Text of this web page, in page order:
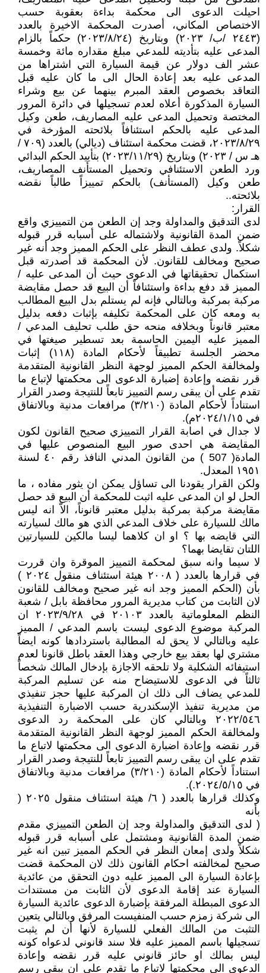
احيلت الدعوى الى محكمة بداءة بعقوبة حسب
الاختصاص المكاني، أصدرت المحكمة الاخيرة بالعدد
(٢٤٤٣ /ب/ ٢٠٢٣) وبتاريخ (۲۰۲۳/۸/۲٤) حكماً بالزام
المدعى عليه بتأديته للمدعي مبلغ مقداره مائة وخمسة
عشر الف دولار عن قيمة السيارة التي اشتراها من
المدعى عليه بعد إعادة الحال الى ما كان عليه قبل
التعاقد بخصوص العقد المبرم بينهما عن بيع وشراء
السيارة المذكورة أعلاه لعدم تسجيلها في دائرة المرور
المختصة وتحميل المدعى عليه المصاريف، طعن وكيل
المدعى عليه بالحكم استئنافاً بلائحته المؤرخة في
۲۰۲۳/۸/۲۹، قضت محكمة استئناف (ديالي) بالعدد (۷۰۹ /
هـ س / ۲۰۲۳) وبتاريخ (۲۰۲۳/۱۱/۲۹) بتأييد الحكم البدائي
ورد الطعن الاستئنافي وتحميل المستأنف المصاريف،
طعن وكيل (المستأنف) بالحكم تمييزاً طالباً نقضه
بلائحته..
القرار:
لدى التدقيق والمداولة وجد إن الطعن من التمييزي واقع
ضمن المدة القانونية ولاشتماله على أسبابه قرر قبوله
شكلاً. ولدى عطف النظر على الحكم المميز وجد أنه غير
صحيح ومخالف للقانون. لأن المحكمة قد أصدرته قبل
استكمال تحقيقاتها في الدعوى حيث أن المدعى عليه /
المميز قد دفع بداءة واستئنافاً أن البيع قد حصل مقايضة
مركبة بمركبة وبالتالي فإنه لم يستلم بدل البيع المطالب
به ومعه كان على المحكمة تكليفه بإثبات دفعه بدليل
معتبر قانوناً وبخلافه منحه حق طلب تحليف المدعي /
المميز عليه اليمين الحاسمة بعد تسطير صيغتها في
محضر الجلسة تطبيقاً لأحكام المادة (۱۱۸) إثبات
ولمخالفة الحكم المميز لوجهة النظر القانونية المتقدمة
قرر نقضه وإعادة إضبارة الدعوى الى محكمتها لإتباع ما
تقدم على أن يبقى رسم التمييز تابعاً للنتيجة وصدر القرار
استناداً لأحكام المادة (۳/۲۱۰) مرافعات مدنية وبالاتفاق
في ٢٠٢٤/١/١٥م).
لا جدال في اصابة القرار التمييزي صحيح القانون لكون
المقايضة هي احدى صور البيع المنصوص عليها في
المادة( 507 ) من القانون المدني النافذ رقم ٤٠ لسنة
١٩٥١ المعدل.
ولكن القرار يقودنا الى تساؤل يمكن ان يثور مفاده ، ما
الحل لو ان المدعى عليه اثبت للمحكمة أن البيع قد حصل
مقايضة مركبة بمركبة بدليل معتبر قانوناً، الاّ انه ليس
مالك للسيارة على خلاف المدعي الذي هو مالك لسيارته
التي قايضه بها ؟ او ان كلاهما ليسا مالكين للسيارتين
اللتان تقايضا بهما؟
لا سيما وانه سبق لمحكمة التمييز الموقرة وان قررت
في قرارها بالعدد ( ٢٠٠٨ هيئة استئناف منقول ٢٠٢٤ )
بأن (الحكم المميز وجد انه غير صحيح ومخالف للقانون
لان الثابت من كتاب مديرية المرور محافظة بابل / شعبة
النظم المعلوماتية بالعدد ۲۰۱۰۳ في ۲۰۲۳/۹/۲۸ ان
المركبة موضوع الدعوى ليست باسم المدعي / المميز
عليه وبالتالي لا يحق له المطالبة باستردادها كونه ايضاً
مشتري لها بعقد بيع خارجي وهذا العقد باطل قانونا لعدم
استيفائه الشكلية ولا تلحقه الاجازة بإدخال المالك شخصاً
ثالثاً في الدعوى للاستيضاح منه عن تسليم المركبة
للمدعي يضاف الى ذلك ان المركبة عليها حجز تنفيذي
من مديرية تنفيذ الإسكندرية حسب الاضبارة التنفيذية
۲۰٢٢/٥٤٦ وبالتالي كان على المحكمة رد الدعوى
ولمخالفة الحكم المميز لوجهة النظر القانونية المتقدمة
قرر نقضه وإعادة اضبارة الدعوى الى محكمتها لاتباع ما
تقدم على ان يبقى رسم التمييز تابعاً للنتيجة وصدر القرار
استناداً لأحكام المادة (۳/۲۱۰) مرافعات مدنية وبالاتفاق
في ٢٠٢٤/٥/١٥.).
وكذلك قرارها بالعدد ( ٦/ هيئة استئناف منقول ٢٠٢٥ (
بأنه
( لدى التدقيق والمداولة وجد إن الطعن التمييزي مقدم
ضمن المدة القانونية ومشتمل على أسبابه قرر قبوله
شكلاً ولدى إمعان النظر في الحكم المميز تبين انه غير
صحيح لمخالفته احكام القانون ذلك لان المحكمة قضت
بإعادة السيارة الى المميز عليه دون التحقق من عائدية
السيارة عند إقامة الدعوى لأن الثابت من مستندات
الدعوى المبطلة المرفقة بإضبارة الدعوى عائدية السيارة
الى شركة زمزم حسب المنفيست المرفق وبالتالي يتعين
التثبت من المالك الفعلي للسيارة لأنها أن لم يثبت
تسجيلها باسم المميز عليه فلا سند قانوني لدعواه كونه
ليس بمالك او حائز قانوني عليه قرر نقضه وإعادة
الدعوى الى محكمتها لاتباع ما تقدم على ان يبقى رسم